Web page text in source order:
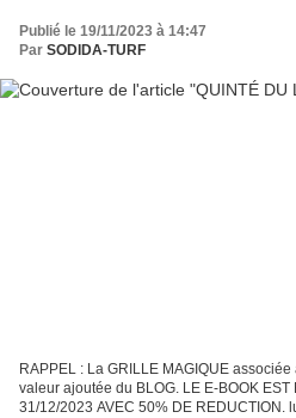
Publié le 19/11/2023 à 14:47
Par SODIDA-TURF
RAPPEL : La GRILLE MAGIQUE
valeur ajoutée du BLOG. LE E-BOOK EST
31/12/2023 AVEC 50% DE REDUCTION.